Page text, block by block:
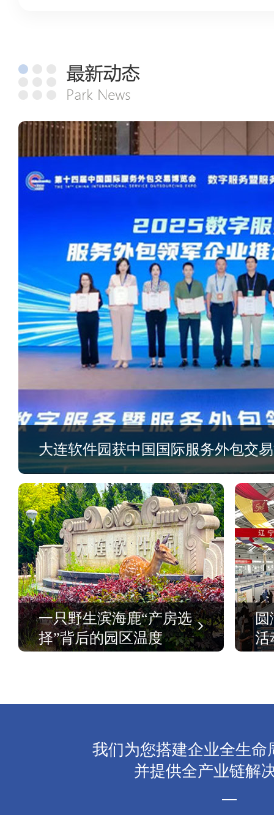
大连软件园获中国国际服务外包交
一只野生滨海鹿“产房选
择”背后的园区温度
圆
活
我们为您搭建企业全生命
并提供全产业链解